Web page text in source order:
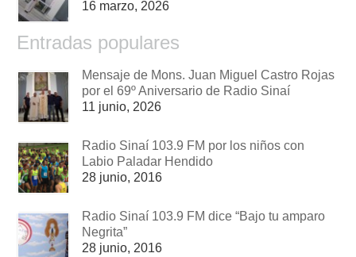
16 marzo, 2026
Entradas populares
Mensaje de Mons. Juan Miguel Castro Rojas
por el 69º Aniversario de Radio Sinaí
11 junio, 2026
Radio Sinaí 103.9 FM por los niños con
Labio Paladar Hendido
28 junio, 2016
Radio Sinaí 103.9 FM dice “Bajo tu amparo
Negrita”
28 junio, 2016